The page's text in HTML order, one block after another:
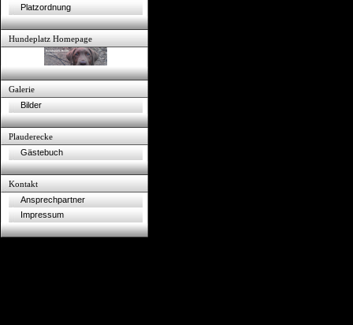
Platzordnung
Hundeplatz Homepage
Galerie
Bilder
Plauderecke
Gästebuch
Kontakt
Ansprechpartner
Impressum